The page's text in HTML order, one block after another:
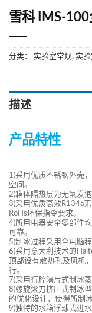
雪科 IMS-
分类： 实验室常规, 实
描述
产品特性
1)采用优质不锈钢外壳
空间。
2)箱体隔热层为无氟发
3)采用优质高效R134a
RoHs环保指令要求。
4)所用电器安全零部件
可靠。
5)制冰过程采用全电脑
6)采用意大利技术的
顶部设有散热孔及风机
行。
7)采用行腔隔片式制冰
8)螺旋滚刀挤压式制冰
的优化设计，使得所制
9)独特的水箱浮球式进